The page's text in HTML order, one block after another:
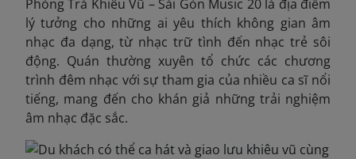
Phòng Trà Khiêu Vũ – Sài Gòn Music 20 là địa điểm
lý tưởng cho những ai yêu thích không gian âm
nhạc đa dạng, từ nhạc trữ tình đến nhạc trẻ sôi
động. Quán thường xuyên tổ chức các chương
trình đêm nhạc với sự tham gia của nhiều ca sĩ nổi
tiếng, mang đến cho khán giả những trải nghiệm
âm nhạc đặc sắc.